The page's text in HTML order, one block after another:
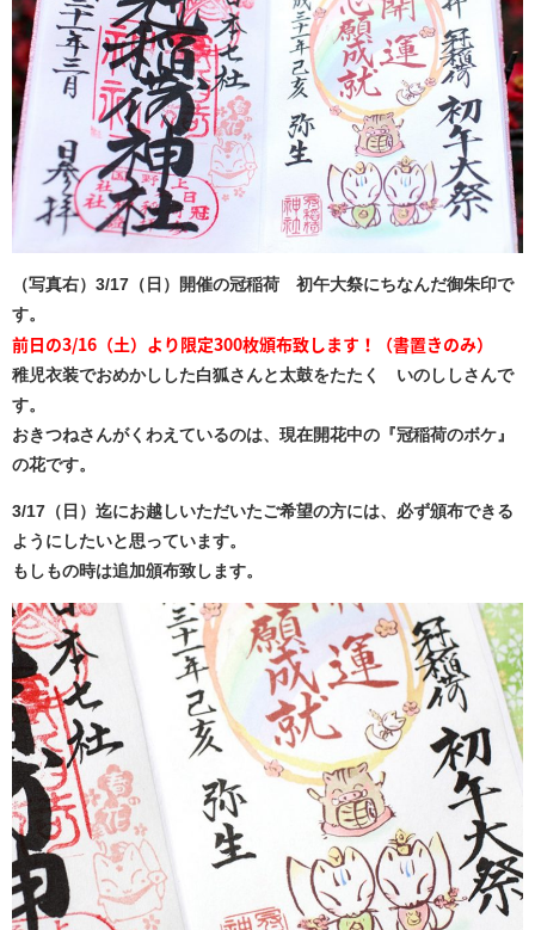
（写真右）3/17（日）開催の冠稲荷 初午大祭にちなんだ御朱印で
す。
前日の3/16（土）より限定300枚頒布致します！（書置きのみ）
稚児衣装でおめかしした白狐さんと太鼓をたたく いのししさんで
す。
おきつねさんがくわえているのは、現在開花中の『冠稲荷のボケ』
の花です。
3/17（日）迄にお越しいただいたご希望の方には、必ず頒布できる
ようにしたいと思っています。
もしもの時は追加頒布致します。